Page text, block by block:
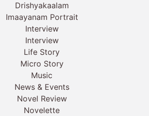
Drishyakaalam
Imaayanam Portrait
Interview
Interview
Life Story
Micro Story
Music
News & Events
Novel Review
Novelette